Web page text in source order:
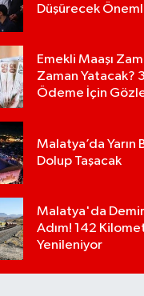
Düşürecek
Emekli Maaşı Zam
Zaman Yatacak?
Ödeme İçin
Malatya’da Yarın
Dolup Taşacak
Malatya'da
Adım! 142
Yenileniyor